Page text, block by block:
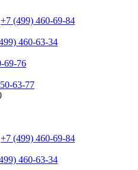
+7 (499) 460-69-84
460-63-34
69-76
63-77
+7 (499) 460-69-84
460-63-34